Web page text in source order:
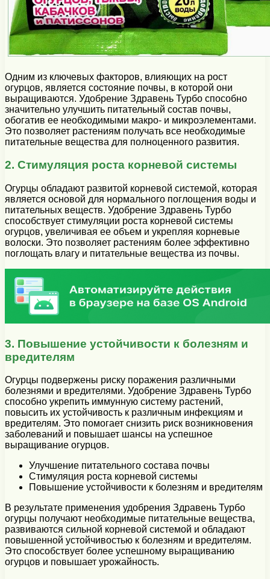
Одним из ключевых факторов, влияющих на рост
огурцов, является состояние почвы, в которой они
выращиваются. Удобрение Здравень Турбо способно
значительно улучшить питательный состав почвы,
обогатив ее необходимыми макро- и микроэлементами.
Это позволяет растениям получать все необходимые
питательные вещества для полноценного развития.
2. Стимуляция роста корневой системы
Огурцы обладают развитой корневой системой, которая
является основой для нормального поглощения воды и
питательных веществ. Удобрение Здравень Турбо
способствует стимуляции роста корневой системы
огурцов, увеличивая ее объем и укрепляя корневые
волоски. Это позволяет растениям более эффективно
поглощать влагу и питательные вещества из почвы.
3. Повышение устойчивости к болезням и
вредителям
Огурцы подвержены риску поражения различными
болезнями и вредителями. Удобрение Здравень Турбо
способно укрепить иммунную систему растений,
повысить их устойчивость к различным инфекциям и
вредителям. Это помогает снизить риск возникновения
заболеваний и повышает шансы на успешное
выращивание огурцов.
Улучшение питательного состава почвы
Стимуляция роста корневой системы
Повышение устойчивости к болезням и вредителям
В результате применения удобрения Здравень Турбо
огурцы получают необходимые питательные вещества,
развиваются сильной корневой системой и обладают
повышенной устойчивостью к болезням и вредителям.
Это способствует более успешному выращиванию
огурцов и повышает урожайность.